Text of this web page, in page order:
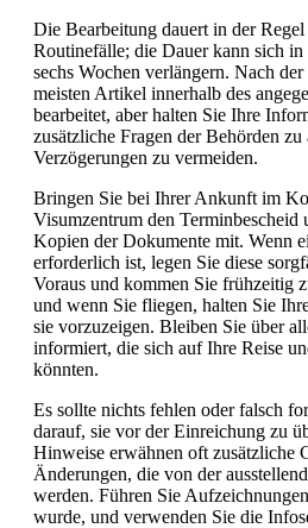
Die Bearbeitung dauert in der
Routinefälle; die Dauer kann sich
sechs Wochen verlängern. Nach
meisten Artikel innerhalb des
bearbeitet, aber halten Sie Ihre
zusätzliche Fragen der Behörden
Verzögerungen zu vermeiden.
Bringen Sie bei Ihrer Ankunft im
Visumzentrum den
Kopien der Dokumente mit. Wenn
erforderlich ist, legen Sie diese
Voraus und kommen Sie frühzeitig
und wenn Sie fliegen, halten Sie
sie vorzuzeigen. Bleiben Sie über
informiert, die sich auf Ihre Reise
könnten.
Es sollte nichts fehlen oder falsch
darauf, sie vor der Einreichung zu
Hinweise erwähnen oft zusätzliche
Änderungen, die von der
werden. Führen Sie
wurde, und verwenden Sie die